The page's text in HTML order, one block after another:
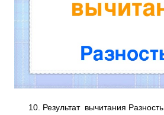
10. Результат вычитания Разность